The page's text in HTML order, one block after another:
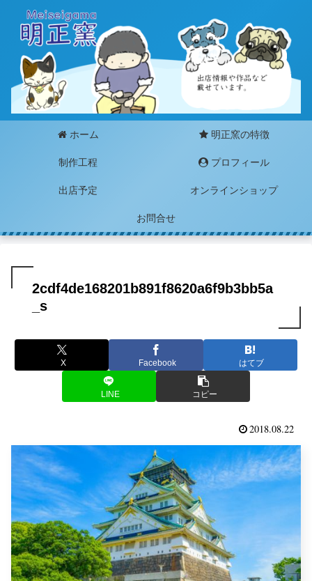
ホーム 明正窯の特徴
制作工程 プロフィール
出店予定 オンラインショップ
お問合せ
2cdf4de168201b891f8620a6f9b3bb5a
_s
X Facebook はてブ
LINE コピー
2018.08.22